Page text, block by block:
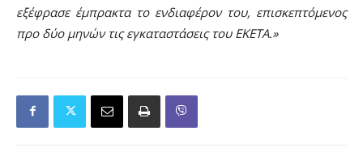
εξέφρασε έμπρακτα το ενδιαφέρον του, επισκεπτόμενος
προ δύο μηνών τις εγκαταστάσεις του ΕΚΕΤΑ.»